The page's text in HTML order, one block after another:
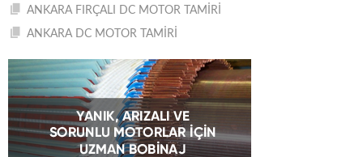
ANKARA FIRÇALI DC MOTOR TAMİRİ
ANKARA DC MOTOR TAMİRİ